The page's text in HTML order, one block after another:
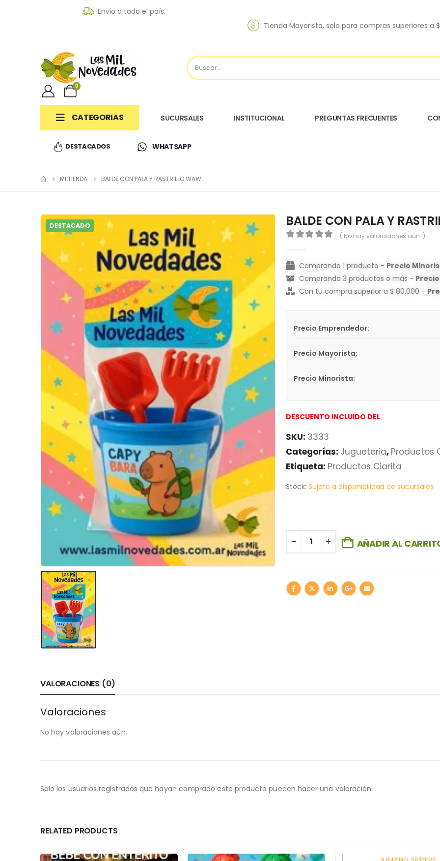
Envio a todo el país.
Tienda Mayorista, solo para compras superiores a
0
CATEGORIAS SUCURSALES INSTITUCIONAL PREGUNTAS FRECUENTES
DESTACADOS WHATSAPP
MI TIENDA BALDE CON PALA Y RASTRILLO WAWI
DESTACADO BALDE CON PALA Y
( No hay valoraciones aún. )
Comprando 1 producto - Precio
Comprando 3 productos o más -
Con tu compra superior a $ 80.000 -
Precio Emprendedor:
Precio Mayorista:
Precio Minorista:
DESCUENTO INCLUIDO DEL
SKU: 3333
Categorías: Jugueteria, Productos
Etiqueta: Productos Ciarita
Stock: Sujeto a disponibilidad de sucursales
AÑADIR AL
VALORACIONES (0)
Valoraciones
No hay valoraciones aún.
Solo los usuarios registrados que hayan comprado este producto pueden hacer una valoración.
RELATED PRODUCTS